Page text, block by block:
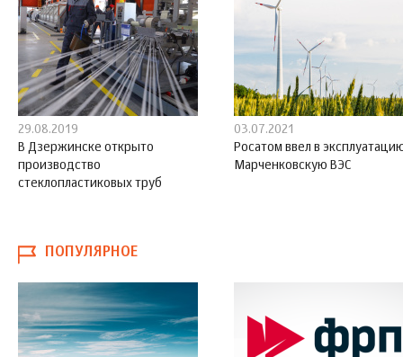
29.08.2019
В Дзержинске открыто
производство
стеклопластиковых труб
03.07.2021
Росатом ввел в
Марченковскую ВЭС
ПОПУЛЯРНОЕ